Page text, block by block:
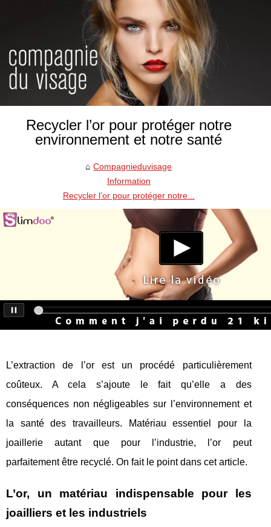
Recycler l’or pour protéger notre
environnement et notre santé
Compagnieduvisage
Information
Recycler l’or pour protéger notre...
L’extraction de l’or est un procédé particulièrement
coûteux. A cela s’ajoute le fait qu’elle a des
conséquences non négligeables sur l’environnement et
la santé des travailleurs. Matériau essentiel pour la
joaillerie autant que pour l’industrie, l’or peut
parfaitement être recyclé. On fait le point dans cet article.
L’or, un matériau indispensable pour les
joailliers et les industriels